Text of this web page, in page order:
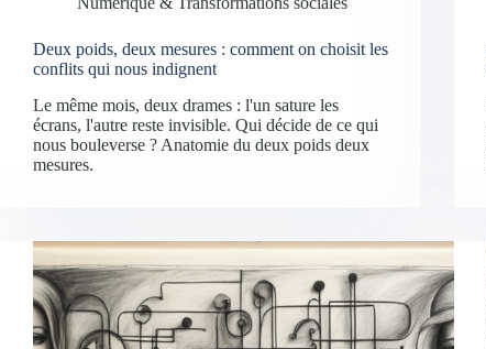
Deux poids, deux mesures : comment on choisit les
conflits qui nous indignent
Le même mois, deux drames : l'un sature les
écrans, l'autre reste invisible. Qui décide de ce qui
nous bouleverse ? Anatomie du deux poids deux
mesures.